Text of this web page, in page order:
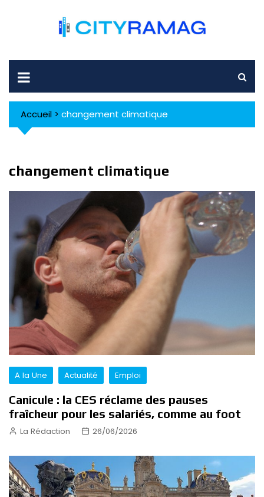
Accueil > changement climatique
changement climatique
A la Une Actualité Emploi
Canicule : la CES réclame des pauses
fraîcheur pour les salariés, comme au foot
La Rédaction 26/06/2026